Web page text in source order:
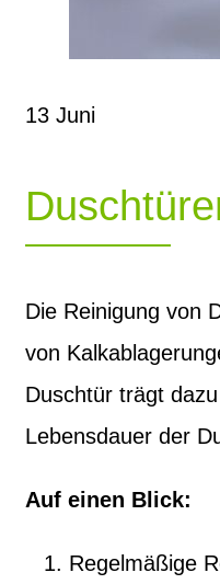
13 Juni
Die Reinigung von
von
Duschtür trägt
Lebensdauer der
Auf einen Blick:
Regelmäßige